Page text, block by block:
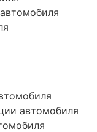
автомобиля